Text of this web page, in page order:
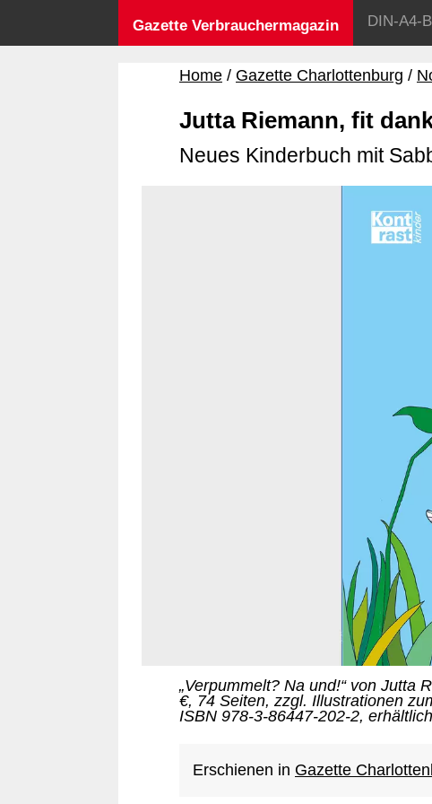
Gazette Verbrauchermagazin DIN-A4-
Home Gazette Charlottenburg
Jutta Riemann, fit
Neues Kinderbuch mit
„Verpummelt? Na und!“ von Jutta
€, 74 Seiten, zzgl. Illustrationen
ISBN 978-3-86447-202-2,
Erschienen in Gazette